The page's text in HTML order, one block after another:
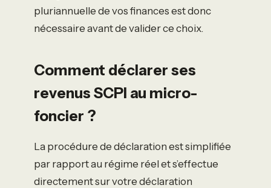
pluriannuelle de vos finances est donc
nécessaire avant de valider ce choix.
Comment déclarer ses
revenus SCPI au micro-
foncier ?
La procédure de déclaration est simplifiée
par rapport au régime réel et s’effectue
directement sur votre déclaration